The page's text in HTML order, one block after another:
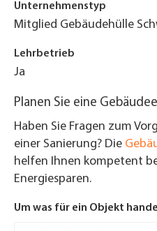
Unternehmenstyp
Mitglied Gebäudehülle
Lehrbetrieb
Ja
Planen Sie eine
Haben Sie Fragen zum
einer Sanierung? Die
helfen Ihnen kompetent
Energiesparen.
Um was für ein Objekt